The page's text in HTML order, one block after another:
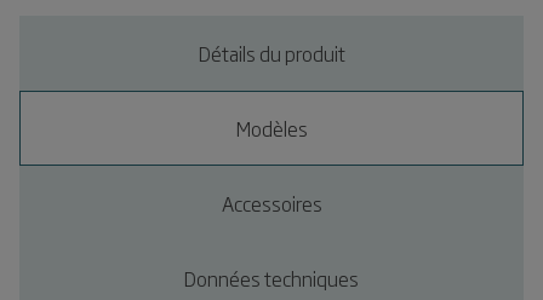
Détails du produit
Modèles
Accessoires
Données techniques